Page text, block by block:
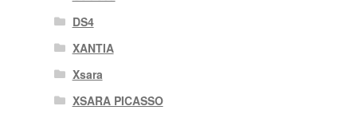
DS4
XANTIA
Xsara
XSARA PICASSO